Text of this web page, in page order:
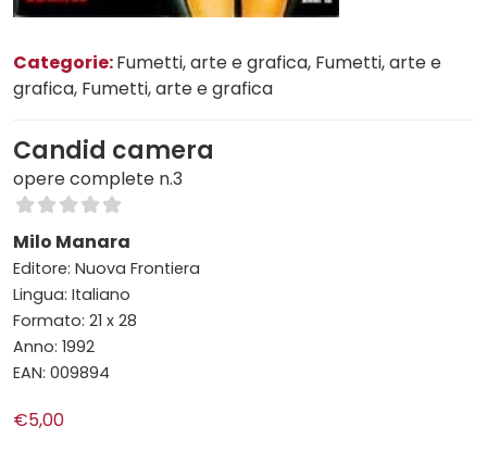
Categorie:Fumetti, arte e grafica, Fumetti, arte e
grafica, Fumetti, arte e grafica
Candid camera
opere complete n.3
Milo Manara
Editore: Nuova Frontiera
Lingua: Italiano
Formato: 21 x 28
Anno: 1992
EAN: 009894
€5,00